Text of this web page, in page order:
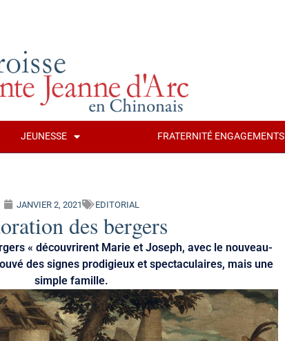
JEUNESSE FRATERNITÉ ENGAGEMENTS
JANVIER 2, 2021 EDITORIAL
des bergers
« découvrirent Marie et Joseph, avec le nouveau-
des signes prodigieux et spectaculaires, mais une
simple famille.